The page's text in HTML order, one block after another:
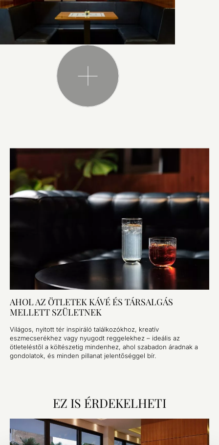
AHOL AZ ÖTLETEK KÁVÉ ÉS TÁRSALGÁS
MELLETT SZÜLETNEK
Világos, nyitott tér inspiráló találkozókhoz, kreatív
eszmecserékhez vagy nyugodt reggelekhez – ideális az
ötleteléstől a költészetig mindenhez, ahol szabadon áradnak a
gondolatok, és minden pillanat jelentőséggel bír.
EZ IS ÉRDEKELHETI